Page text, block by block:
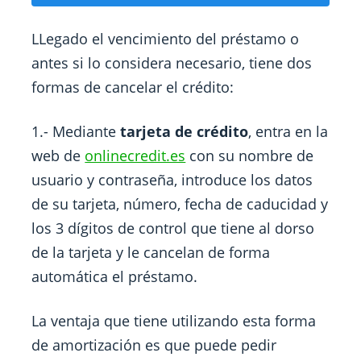
LLegado el vencimiento del préstamo o
antes si lo considera necesario, tiene dos
formas de cancelar el crédito:
1.- Mediantetarjeta de crédito, entra en la
web de onlinecredit.es con su nombre de
usuario y contraseña, introduce los datos
de su tarjeta, número, fecha de caducidad y
los 3 dígitos de control que tiene al dorso
de la tarjeta y le cancelan de forma
automática el préstamo.
La ventaja que tiene utilizando esta forma
de amortización es que puede pedir